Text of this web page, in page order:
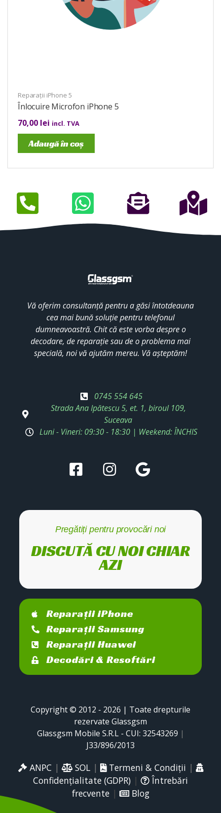
Reparații iPhone 5
Înlocuire Microfon iPhone 5
70,00 lei incl. TVA
Adaugă în coș
Vă oferim consultanță pentru a găsi întotdeauna
cea mai bună soluție pentru telefonul
dumneavoastră. Chit că este vorba despre o
decodare, de reparație sau de o problema mai
specială, noi vă ajutăm mereu. Vă așteptăm!
0745 554 645
Strada Ana Ipătescu 5, et. 1, biroul 109,
Suceava
Luni - Vineri: 09:30 - 18:30 | Weekend: ÎNCHIS
Pregătiți pentru provocări noi
DISCUTĂ CU NOI CHIAR
AZI
Reparații iPhone
Reparații Samsung
Reparații Huawei
Decodări & Resoftări
Copyright © 2012 - 2026 | Toate drepturile
rezervate Glassgsm
Glassgsm Mobile S.R.L - CUI: 32543269 |
J33/896/2013
ANPC | SOL| Termeni & Condiții |
Confidențialitate (GDPR) |
Întrebări
frecvente| Blog